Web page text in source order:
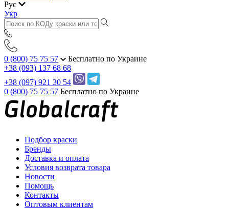
Рус
Укр
0 (800) 75 75 57
Бесплатно по Украине
+38 (093) 137 68 68
+38 (097) 921 30 54
0 (800) 75 75 57 Бесплатно по Украине
Подбор краски
Бренды
Доставка и оплата
Условия возврата товара
Новости
Помощь
Контакты
Оптовым клиентам